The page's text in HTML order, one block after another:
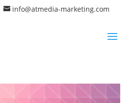
info@atmedia-marketing.com